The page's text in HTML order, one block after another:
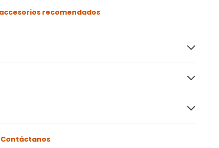
recomendados
Contáctanos